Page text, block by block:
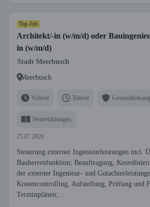
Top Job
Architekt/-in (w/m/d) oder
in (w/m/d)
Stadt Meerbusch
Meerbusch
Vollzeit Teilzeit
Weiterbildungen
25.07.2026
Steuerung externer Ingenieurleistungen incl.
Bauherrenfunktion; Beauftragung,
der externer Ingenieur- und
Kostencontrolling, Aufstellung, Prüfung und
Terminplänen;...